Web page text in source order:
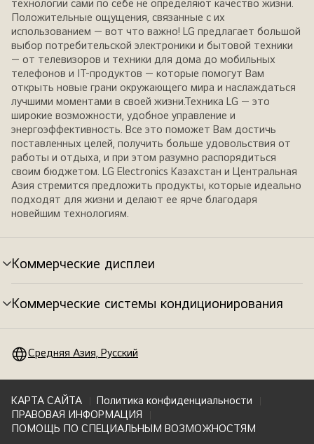
технологии сами по себе не определяют качество жизни.
Положительные ощущения, связанные с их
использованием — вот что важно! LG предлагает большой
выбор потребительской электроники и бытовой техники
— от телевизоров и техники для дома до мобильных
телефонов и IT-продуктов — которые помогут Вам
открыть новые грани окружающего мира и наслаждаться
лучшими моментами в своей жизни.Техника LG — это
широкие возможности, удобное управление и
энергоэффективность. Все это поможет Вам достичь
поставленных целей, получить больше удовольствия от
работы и отдыха, и при этом разумно распорядиться
своим бюджетом. LG Electronics Казахстан и Центральная
Азия стремится предложить продукты, которые идеально
подходят для жизни и делают ее ярче благодаря
новейшим технологиям.
Коммерческие дисплеи
Переключатель
меню
Коммерческие системы кондиционирования
Переключатель
Средняя Азия, Русский
КАРТА САЙТА
Политика конфиденциальности
ПРАВОВАЯ ИНФОРМАЦИЯ
ПОМОЩЬ ПО СПЕЦИАЛЬНЫМ ВОЗМОЖНОСТЯМ